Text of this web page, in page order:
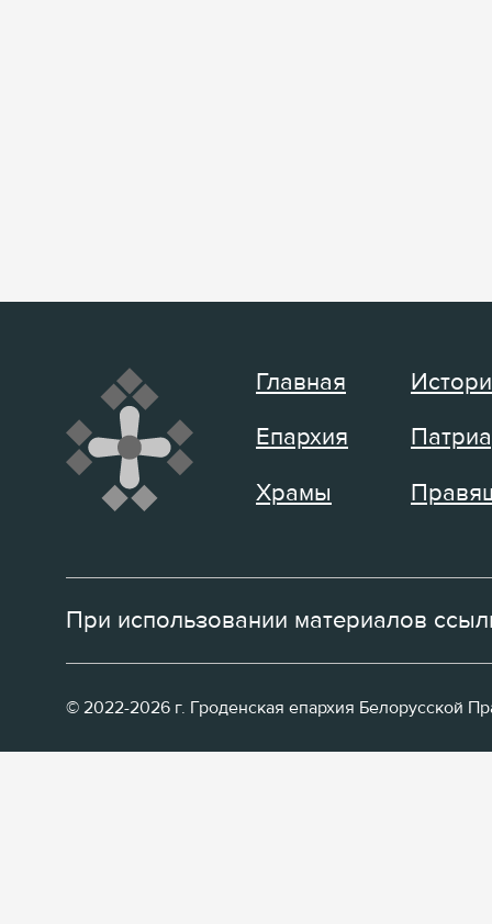
Главная
Епархия
Храмы
При использовании материалов
© 2022-2026 г. Гроденская епархия Белорусской